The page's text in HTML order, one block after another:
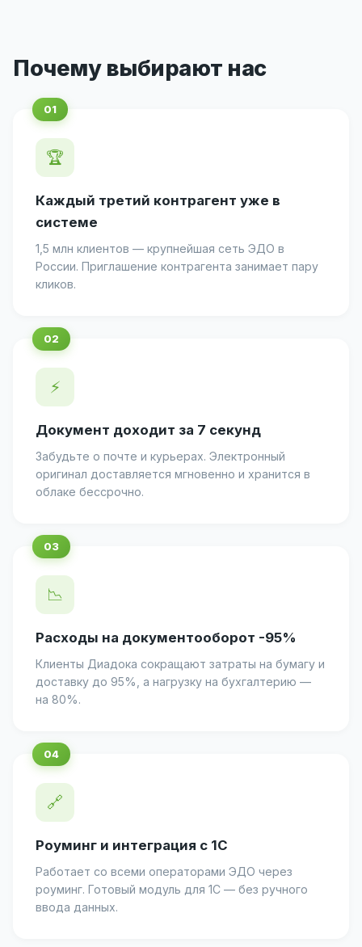
Почему выбирают нас
🏆
Каждый третий контрагент уже в
системе
1,5 млн клиентов — крупнейшая сеть ЭДО в
России. Приглашение контрагента занимает пару
кликов.
⚡
Документ доходит за 7 секунд
Забудьте о почте и курьерах. Электронный
оригинал доставляется мгновенно и хранится в
облаке бессрочно.
📉
Расходы на документооборот -95%
Клиенты Диадока сокращают затраты на бумагу и
доставку до 95%, а нагрузку на бухгалтерию —
на 80%.
🔗
Роуминг и интеграция с 1С
Работает со всеми операторами ЭДО через
роуминг. Готовый модуль для 1С — без ручного
ввода данных.